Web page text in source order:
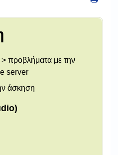
προβλήματα με την
server
άσκηση